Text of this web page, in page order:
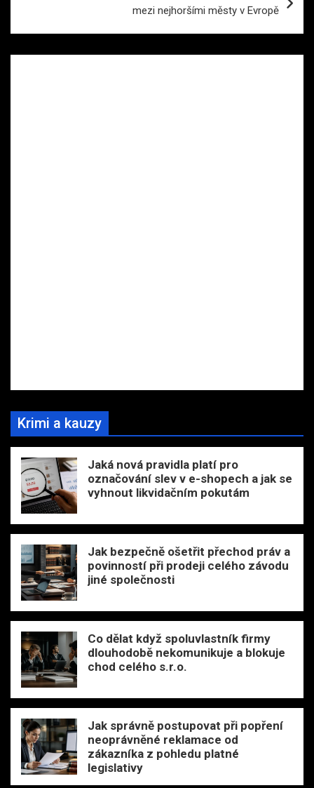
mezi nejhoršími městy v Evropě
Krimi a kauzy
Jaká nová pravidla platí pro
označování slev v e-shopech a jak se
vyhnout likvidačním pokutám
Jak bezpečně ošetřit přechod práv a
povinností při prodeji celého závodu
jiné společnosti
Co dělat když spoluvlastník firmy
dlouhodobě nekomunikuje a blokuje
chod celého s.r.o.
Jak správně postupovat při popření
neoprávněné reklamace od
zákazníka z pohledu platné
legislativy